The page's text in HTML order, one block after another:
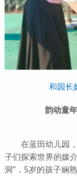
和园长
韵动童
在蓝田幼儿园，
子们探索世界的媒
洞”，5岁的孩子娴